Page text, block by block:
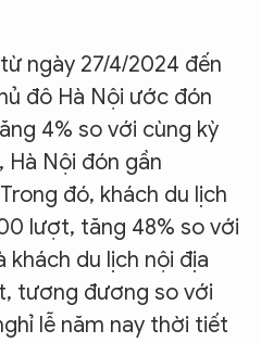
ngày 27/4/2024 đến
đô Hà Nội ước đón
4% so với cùng kỳ
Hà Nội đón gần
đó, khách du lịch
lượt, tăng 48% so với
du lịch nội địa
tương đương so với
lễ năm nay thời tiết